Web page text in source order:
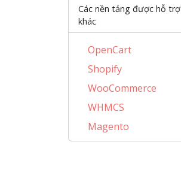
Các nền tảng được hỗ trợ
khác
OpenCart
Shopify
WooCommerce
WHMCS
Magento
BigCommerce